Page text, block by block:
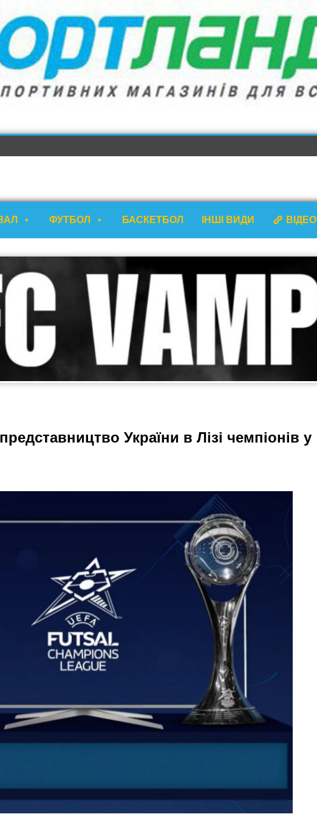
ФУТБОЛ БАСКЕТБОЛ ІНШІ ВИДИ ВІДЕО
України в Лізі чемпіонів у